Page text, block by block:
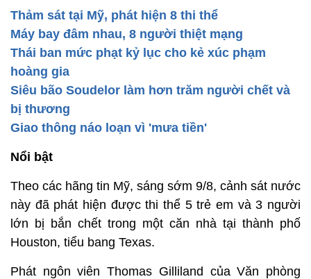
Thảm sát tại Mỹ, phát hiện 8 thi thể
Máy bay đâm nhau, 8 người thiệt mạng
Thái ban mức phạt kỷ lục cho kẻ xúc phạm
hoàng gia
Siêu bão Soudelor làm hơn trăm người chết và
bị thương
Giao thông náo loạn vì 'mưa tiền'
Nổi bật
Theo các hãng tin Mỹ, sáng sớm 9/8, cảnh sát nước
này đã phát hiện được thi thể 5 trẻ em và 3 người
lớn bị bắn chết trong một căn nhà tại thành phố
Houston, tiểu bang Texas.
Phát ngôn viên Thomas Gilliland của Văn phòng